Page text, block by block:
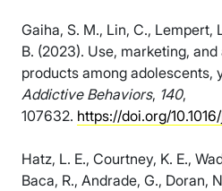
Gaiha, S. M., Lin, C., Lempert,
B. (2023). Use, marketing,
products among adolescents,
Addictive Behaviors, 140,
107632. https://doi.org/
Hatz, L. E., Courtney, K. E.,
Baca, R., Andrade, G., Doran,